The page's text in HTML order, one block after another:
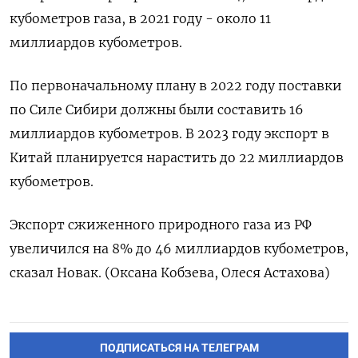
кубометров газа, в 2021 году - около 11
миллиардов кубометров.
По первоначальному плану в 2022 году поставки
по Силе Сибири должны были составить 16
миллиардов кубометров. В 2023 году экспорт в
Китай планируется нарастить до 22 миллиардов
кубометров.
Экспорт сжиженного природного газа из РФ
увеличился на 8% до 46 миллиардов кубометров,
сказал Новак. (Оксана Кобзева, Олеся Астахова)
ПОДПИСАТЬСЯ НА ТЕЛЕГРАМ